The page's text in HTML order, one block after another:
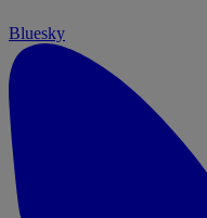
Bluesky